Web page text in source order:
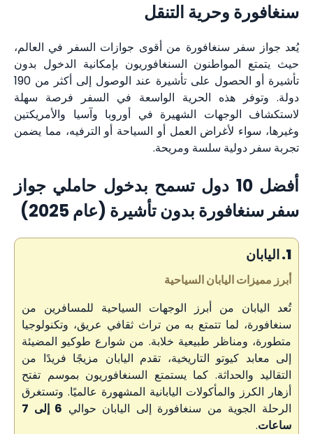
سنغافورة وحرية التنقل
يُعد جواز سفر سنغافورة من أقوى جوازات السفر في العالم،
حيث يتمتع المواطنون السنغافوريون بإمكانية الدخول بدون
تأشيرة أو الحصول على تأشيرة عند الوصول إلى أكثر من 190
دولة. وتوفر هذه الحرية الواسعة في السفر فرصة سهلة
لاستكشاف الوجهات الشهيرة في أوروبا وآسيا والأمريكتين
وغيرها، سواء لأغراض العمل أو السياحة أو الترفيه، مما يضمن
تجربة سفر دولية سلسة ومريحة.
أفضل 10 دول تسمح بدخول حاملي جواز
سفر سنغافورة بدون تأشيرة (عام 2025)
1. اليابان
أبرز مميزات اليابان السياحية
تُعد اليابان من أبرز الوجهات السياحية للمسافرين من
سنغافورة، لما تتمتع به من تراث ثقافي عريق، وتكنولوجيا
متطورة، ومناظر طبيعية خلابة. من شوارع طوكيو المضيئة
إلى معابد كيوتو التاريخية، تقدم اليابان مزيجًا فريدًا من
التقاليد والحداثة. كما يستمتع السنغافوريون بموسم تفتح
أزهار الكرز والمأكولات اليابانية المشهورة عالميًا. وتستغرق
الرحلة الجوية من سنغافورة إلى اليابان حوالي
6 إلى 7
ساعات.